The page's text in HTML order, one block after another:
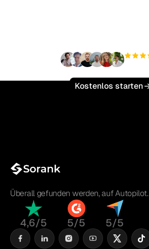
Kostenlos starten
Überall gefunden werden, auf Autopilot.
4,6/5 5/5 5/5